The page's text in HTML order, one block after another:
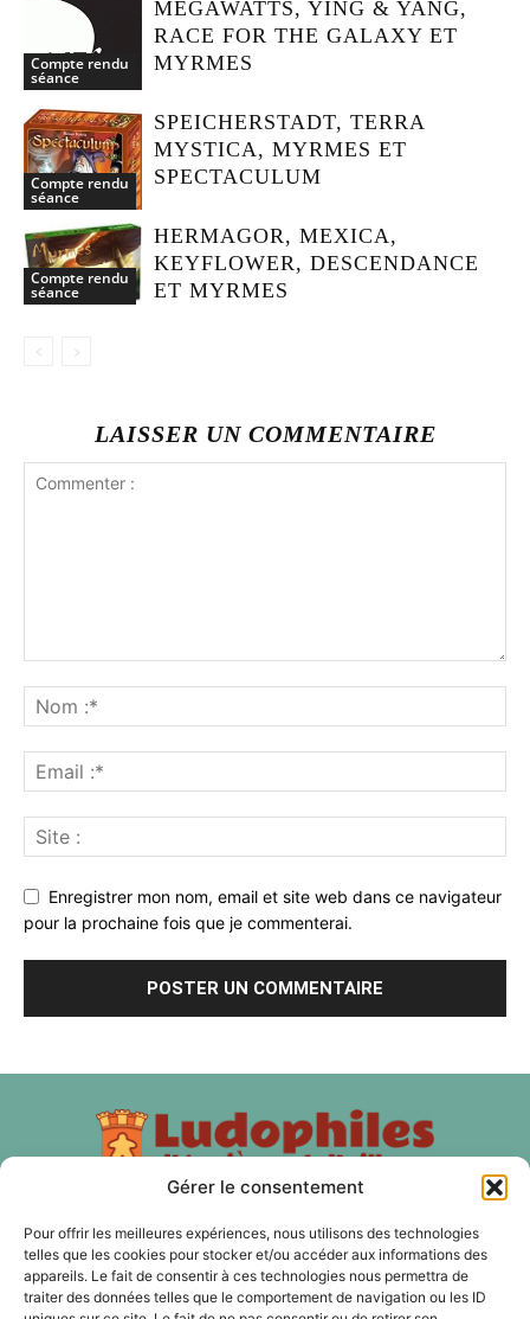
Gérer le consentement
Pour offrir les meilleures expériences, nous utilisons des technologies
telles que les cookies pour stocker et/ou accéder aux informations des
appareils. Le fait de consentir à ces technologies nous permettra de
traiter des données telles que le comportement de navigation ou les ID
Compte rendu
séance
MEGAWATTS, YING & YANG,
RACE FOR THE GALAXY ET
MYRMES
Compte rendu
séance
SPEICHERSTADT, TERRA
MYSTICA, MYRMES ET
SPECTACULUM
Compte rendu
séance
HERMAGOR, MEXICA,
KEYFLOWER, DESCENDANCE
ET MYRMES
LAISSER UN COMMENTAIRE
Enregistrer mon nom, email et site web dans ce navigateur
pour la prochaine fois que je commenterai.
À PROPOS
Les Ludophiles d'Asnières et d'ailleurs est une association